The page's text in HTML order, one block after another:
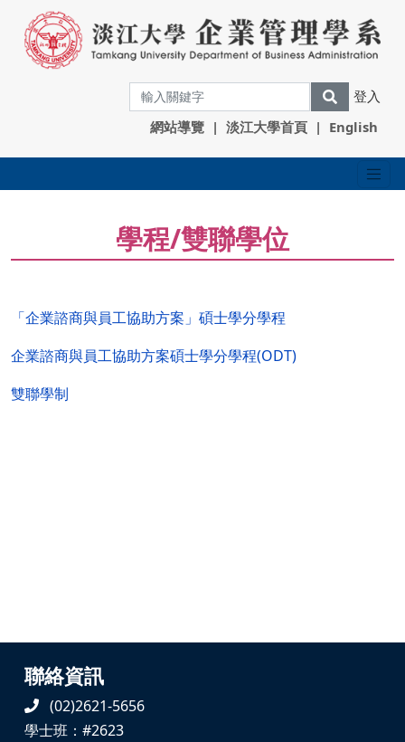
登入
網站導覽 | 淡江大學首頁 | English
學程/雙聯學位
「企業諮商與員工協助方案」碩士學分學程
企業諮商與員工協助方案碩士學分學程(ODT)
雙聯學制
聯絡資訊
(02)2621-5656
學士班：#2623